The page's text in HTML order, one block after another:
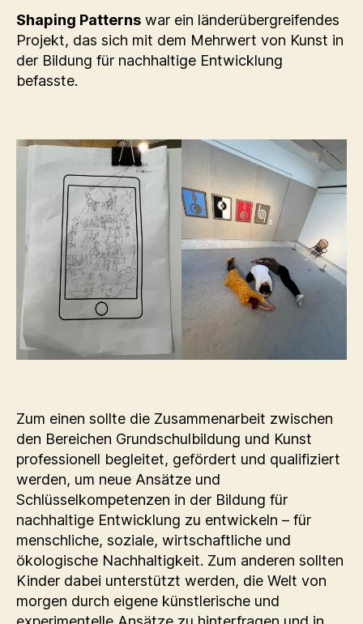
Shaping Patterns war ein länderübergreifendes
Projekt, das sich mit dem Mehrwert von Kunst in
der Bildung für nachhaltige Entwicklung
befasste.
Zum einen sollte die Zusammenarbeit zwischen
den Bereichen Grundschulbildung und Kunst
professionell begleitet, gefördert und qualifiziert
werden, um neue Ansätze und
Schlüsselkompetenzen in der Bildung für
nachhaltige Entwicklung zu entwickeln – für
menschliche, soziale, wirtschaftliche und
ökologische Nachhaltigkeit. Zum anderen sollten
Kinder dabei unterstützt werden, die Welt von
morgen durch eigene künstlerische und